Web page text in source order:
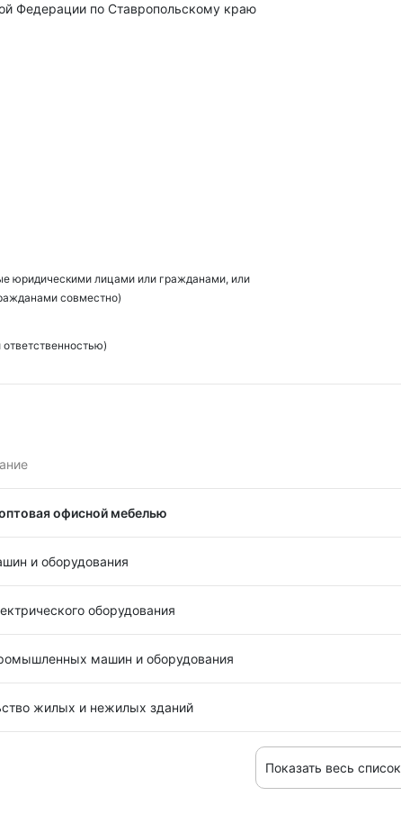
Федерации по Ставропольскому краю
юридическими лицами или гражданами, или
совместно)
офисной мебелью
и оборудования
оборудования
машин и оборудования
жилых и нежилых зданий
Показать весь список